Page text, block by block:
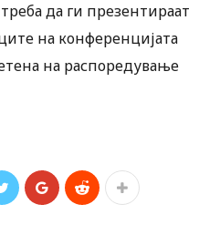
да ги презентираат
на конференцијата
на распоредување